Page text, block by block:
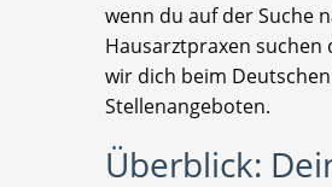
wenn du auf der Suche
Hausarztpraxen
wir dich beim
Stellenangeboten.
Überblick: